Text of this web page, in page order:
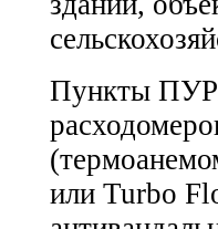
Пункты
или Turbo